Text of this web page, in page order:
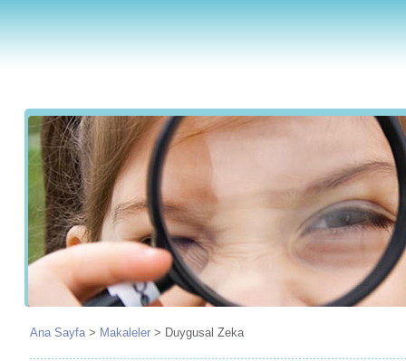
Ana Sayfa > Makaleler > Duygusal Zeka